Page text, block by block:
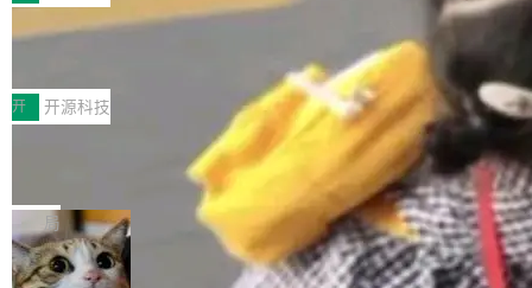
ENT，实现零拷贝传输性能提升30%、非零拷贝
传输性能最高提升5倍。UCL-MPComm底层基
于自研UCL-Engine通信引擎，后续腾讯网平将
持续开源更多基于UCL-Engine的高性能通信组
件。 腾讯网平团队在UCL-MPComm中实现了一
个独立于业务线程的全局通信引擎（Engine），
开源 AI 编程平台 CoStrict 应用”凭借卓越的技术
创新与落地成效成功入选。 全链路私有化部署，
助力企业AI研发安全落地 当前，越来越多企业已
经开始引入 AI Coding 工具，通过调用公有云模
型或企业内部部署模型提升研发效率。但随着 AI
Coding 从个人辅助工具逐步走向团队级、组织
级应用，企业在规模化落地过程中，对安全性、
可控性和代码质量提出了更高要求。 首先是数据
安全与合规要求。对于大多数普通研发场景，公
有云模型能够满足快速试用和效率提升的需求。
深信服AI算力网关入选工信部人工智能
前不久，工业和信息化部正式发布《2025年人工
智能应用典型案例名单》，集中展示人工智能在
各领域的应用成果，覆盖技术底座、行业赋能、
产品应用、支撑保障、专题等五大方向。深信服
AI算力网关（AI创新平台）成功入选！ 随着各行
各业的Agent走向规模化建设，算力构成形态逐
渐丰富，用户关注的重点也在发生变化：不只是
让AI用起来，还要进一步看清混合算力时代下，
开 开源科技
Jeff Dean 离开 Google：一个时代的结
束，一个实验室的开始
Google 员工编号 20。MapReduce 作者之一。
Bigtable 作者之一。TensorFlow 的作者之一。
Gemini 的架构师。Google 首席科学家。 Jeff D
ean 在 Google 工作了 27 年后，宣布离职。 他
局
🔥 SolonCode v2026.8.4 发布：界面